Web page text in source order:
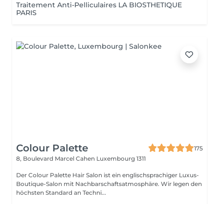
Traitement Anti-Pelliculaires LA BIOSTHETIQUE
PARIS
Colour Palette
175
8, Boulevard Marcel Cahen Luxembourg 1311
Der Colour Palette Hair Salon ist ein englischsprachiger Luxus-
Boutique-Salon mit Nachbarschaftsatmosphäre. Wir legen den
höchsten Standard an Techni...